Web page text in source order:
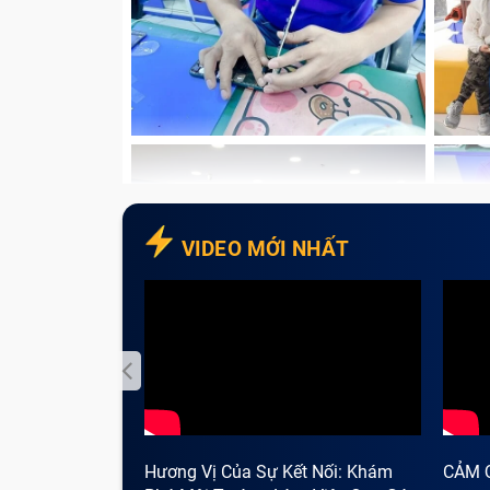
Điện thoại không
Các nguyên nhân dẫn tới sạc
VIDEO MỚI NHẤT
Hương Vị Của Sự Kết Nối: Khám
CẢM